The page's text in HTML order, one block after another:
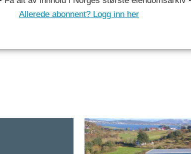
Allerede abonnent? Logg inn her